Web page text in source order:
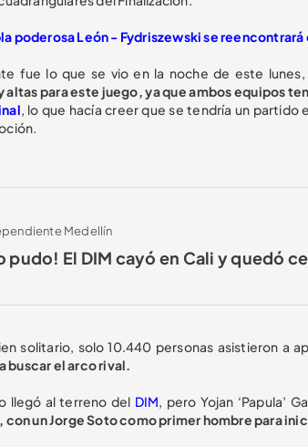
poderosa León - Fydriszewski se reencontrará
fue lo que se vio en la noche de este
para este juego, ya que ambos equipos
, lo que hacía creer que se tendría un
Medellín
pudo! El DIM cayó en Cali y quedó
solitario, solo 10.440 personas asistieron a
buscar el arco rival.
llegó al terreno del DIM, pero Yojan ‘Papula’
un Jorge Soto como primer hombre para